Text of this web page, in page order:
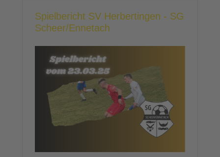
Spielbericht SV Herbertingen - SG
Scheer/Ennetach